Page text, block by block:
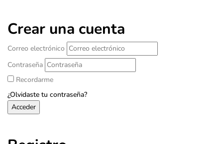
Crear una cuenta
Correo electrónico
Contraseña
Recordarme
¿Olvidaste tu contraseña?